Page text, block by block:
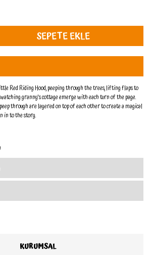
SEPETE EKLE
Red Riding Hood, peeping through the trees, lifting flaps to
granny's cottage emerge with each turn of the page.
through are layered on top of each other to create a magical
in to the story.
KURUMSAL